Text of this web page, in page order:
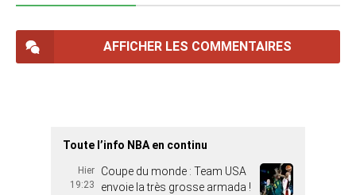
AFFICHER LES COMMENTAIRES
Toute l’info NBA en continu
Hier
19:23
Coupe du monde : Team USA
envoie la très grosse armada !